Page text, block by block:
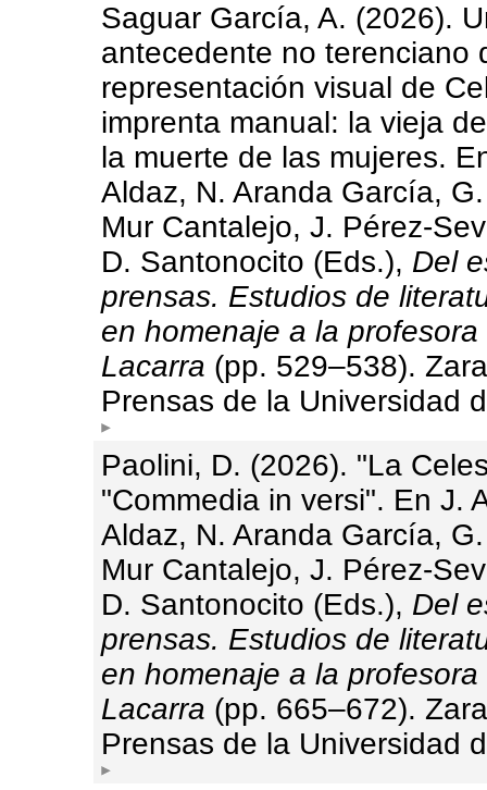
Saguar García, A. (2026).
antecedente no terenciano
representación visual de
imprenta manual: la vieja
la muerte de las mujeres.
Aldaz, N. Aranda García,
Mur Cantalejo, J. Pérez-
D. Santonocito (Eds.), Del
prensas. Estudios de
en homenaje a la
Lacarra (pp. 529–538).
Prensas de la Universidad
Paolini, D. (2026). "La
"Commedia in versi". En J.
Aldaz, N. Aranda García,
Mur Cantalejo, J. Pérez-
D. Santonocito (Eds.), Del
prensas. Estudios de
en homenaje a la
Lacarra (pp. 665–672).
Prensas de la Universidad